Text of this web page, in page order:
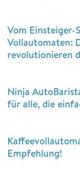
Vom Einsteiger-
Vollautomaten:
revolutionieren
Ninja
für alle, die
Empfehlung!